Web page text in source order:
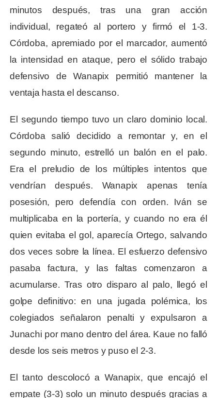
minutos después, tras una gran acción
individual, regateó al portero y firmó el 1-3.
Córdoba, apremiado por el marcador, aumentó
la intensidad en ataque, pero el sólido trabajo
defensivo de Wanapix permitió mantener la
ventaja hasta el descanso.
El segundo tiempo tuvo un claro dominio local.
Córdoba salió decidido a remontar y, en el
segundo minuto, estrelló un balón en el palo.
Era el preludio de los múltiples intentos que
vendrían después. Wanapix apenas tenía
posesión, pero defendía con orden. Iván se
multiplicaba en la portería, y cuando no era él
quien evitaba el gol, aparecía Ortego, salvando
dos veces sobre la línea. El esfuerzo defensivo
pasaba factura, y las faltas comenzaron a
acumularse. Tras otro disparo al palo, llegó el
golpe definitivo: en una jugada polémica, los
colegiados señalaron penalti y expulsaron a
Junachi por mano dentro del área. Kaue no falló
desde los seis metros y puso el 2-3.
El tanto descolocó a Wanapix, que encajó el
empate (3-3) solo un minuto después gracias a